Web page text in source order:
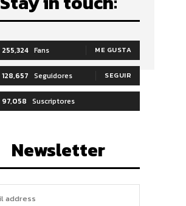
255,324 Fans ME GUSTA
128,657 Seguidores SEGUIR
97,058 Suscriptores
Newsletter